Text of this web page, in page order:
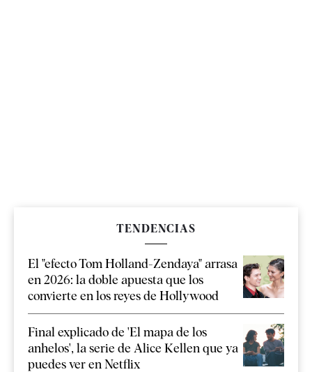
TENDENCIAS
El "efecto Tom Holland-Zendaya" arrasa
en 2026: la doble apuesta que los
convierte en los reyes de Hollywood
Final explicado de 'El mapa de los
anhelos', la serie de Alice Kellen que ya
puedes ver en Netflix